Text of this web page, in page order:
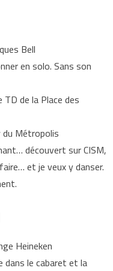
Bell
en solo. Sans son
TD de la Place des
du Métropolis
découvert sur CISM,
et je veux y danser.
Heineken
dans le cabaret et la